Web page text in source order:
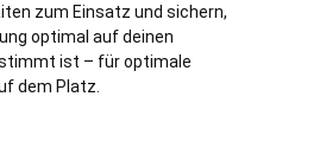
zum Einsatz und sichern,
optimal auf deinen
ist – für optimale
dem Platz.